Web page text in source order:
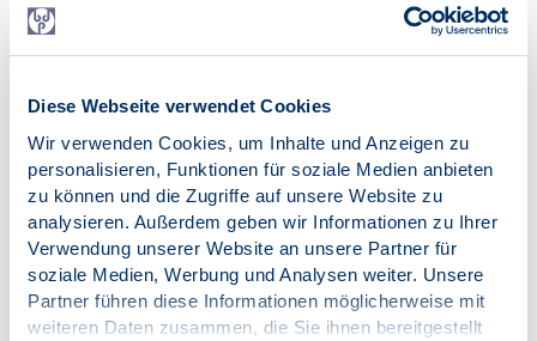
Diese Webseite verwendet Cookies
Wir verwenden Cookies, um Inhalte und Anzeigen zu
personalisieren, Funktionen für soziale Medien anbieten
zu können und die Zugriffe auf unsere Website zu
analysieren. Außerdem geben wir Informationen zu Ihrer
Verwendung unserer Website an unsere Partner für
soziale Medien, Werbung und Analysen weiter. Unsere
Partner führen diese Informationen möglicherweise mit
weiteren Daten zusammen, die Sie ihnen bereitgestellt
03.07.2026
Holstein
Schulpsychologen fehlen: Warum zu viele Stellen in
SH unbesetzt sind, BDP, NDR